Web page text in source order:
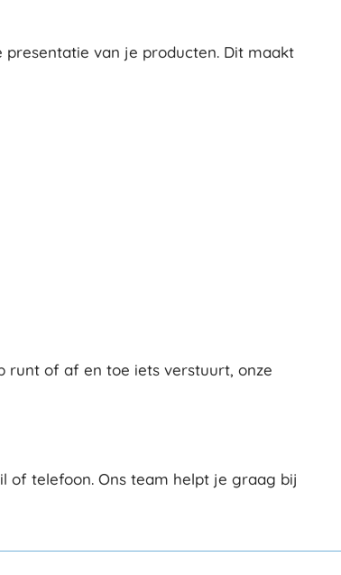
presentatie van je producten. Dit maakt
runt of af en toe iets verstuurt, onze
of telefoon. Ons team helpt je graag bij